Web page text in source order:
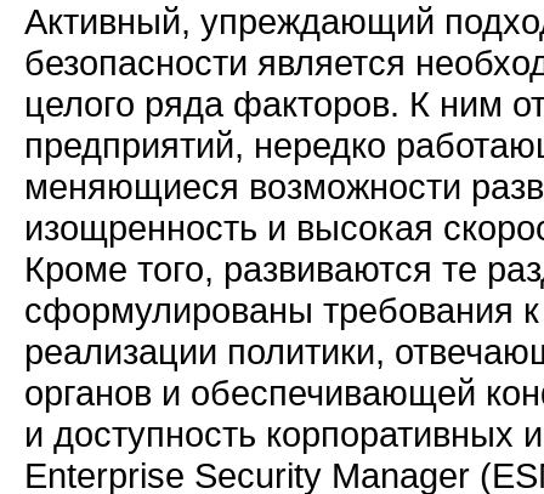
Активный, упреждающий
безопасности является
целого ряда факторов. К ним
предприятий, нередко
меняющиеся возможности
изощренность и высокая
Кроме того, развиваются те
сформулированы требования
реализации политики,
органов и обеспечивающей
и доступность
Enterprise Security Manager